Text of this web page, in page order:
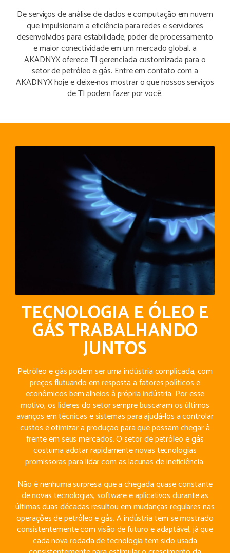
De serviços de análise de dados e computação em nuvem
que impulsionam a eficiência para redes e servidores
desenvolvidos para estabilidade, poder de processamento
e maior conectividade em um mercado global, a
AKADNYX oferece TI gerenciada customizada para o
setor de petróleo e gás. Entre em contato com a
AKADNYX hoje e deixe-nos mostrar o que nossos serviços
de TI podem fazer por você.
TECNOLOGIA E ÓLEO E
GÁS TRABALHANDO
JUNTOS
Petróleo e gás podem ser uma indústria complicada, com
preços flutuando em resposta a fatores políticos e
econômicos bem alheios à própria indústria. Por esse
motivo, os líderes do setor sempre buscaram os últimos
avanços em técnicas e sistemas para ajudá-los a controlar
custos e otimizar a produção para que possam chegar à
frente em seus mercados. O setor de petróleo e gás
costuma adotar rapidamente novas tecnologias
promissoras para lidar com as lacunas de ineficiência.
Não é nenhuma surpresa que a chegada quase constante
de novas tecnologias, software e aplicativos durante as
últimas duas décadas resultou em mudanças regulares nas
operações de petróleo e gás. A indústria tem se mostrado
consistentemente com visão de futuro e adaptável, já que
cada nova rodada de tecnologia tem sido usada